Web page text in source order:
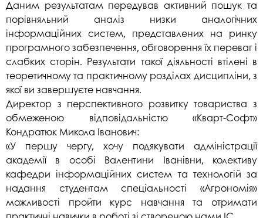
Даним результатам передував активний пошук та
порівняльний аналіз низки аналогічних
інформаційних систем, представлених на ринку
програмного забезпечення, обговорення їх переваг і
слабких сторін. Результати такої діяльності втілені в
теоретичному та практичному розділах дисципліни, з
якої ви завершуєте навчання.
Директор з перспективного розвитку товариства з
обмеженою відповідальністю «Кварт-Софт»
Кондратюк Микола Іванович:
«У першу чергу, хочу подякувати адміністрації
академії в особі Валентини Іванівни, колективу
кафедри інформаційних систем та технологій за
надання студентам спеціальності «Агрономія»
можливості пройти курс навчання та отримати